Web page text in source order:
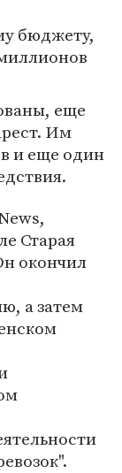
бюджету,
еще
Им
и еще один
Старая
окончил
а затем